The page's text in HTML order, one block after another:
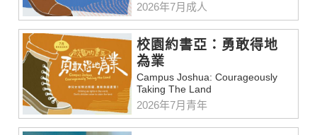
2026年7月成人
校園約書亞：勇敢得地
為業
Campus Joshua: Courageously
Taking The Land
2026年7月青年